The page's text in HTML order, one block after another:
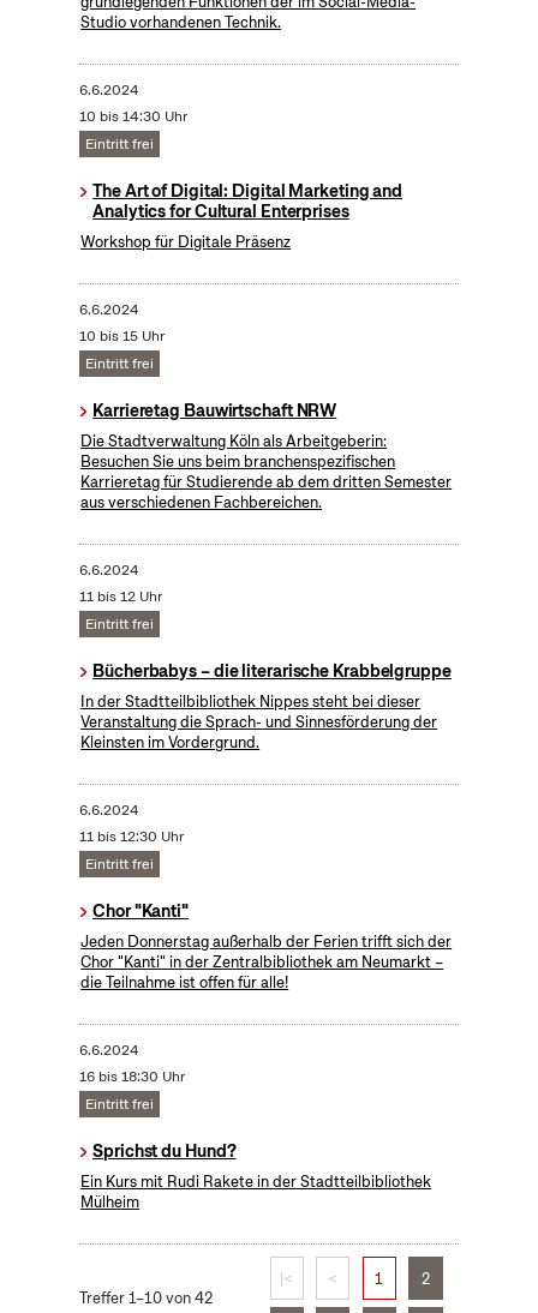
Studio vorhandenen Technik.
6.6.2024
10 bis 14:30 Uhr
Eintritt frei
The Art of Digital: Digital Marketing and
Analytics for Cultural Enterprises
Workshop für Digitale Präsenz
6.6.2024
10 bis 15 Uhr
Eintritt frei
Karrieretag Bauwirtschaft NRW
Die Stadtverwaltung Köln als Arbeitgeberin:
Besuchen Sie uns beim branchenspezifischen
Karrieretag für Studierende ab dem dritten Semester
aus verschiedenen Fachbereichen.
6.6.2024
11 bis 12 Uhr
Eintritt frei
Bücherbabys – die literarische Krabbelgruppe
In der Stadtteilbibliothek Nippes steht bei dieser
Veranstaltung die Sprach- und Sinnesförderung der
Kleinsten im Vordergrund.
6.6.2024
11 bis 12:30 Uhr
Eintritt frei
Chor "Kanti"
Jeden Donnerstag außerhalb der Ferien trifft sich der
Chor "Kanti" in der Zentralbibliothek am Neumarkt –
die Teilnahme ist offen für alle!
6.6.2024
16 bis 18:30 Uhr
Eintritt frei
Sprichst du Hund?
Ein Kurs mit Rudi Rakete in der Stadtteilbibliothek
Mülheim
Treffer 1–10 von 42
|< < 1 2